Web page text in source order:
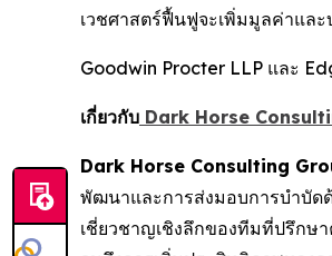
เวชศาสตร์ฟื้นฟูจะเพิ่มมูลค่าแล
Goodwin Procter LLP และ
เกี่ยวกับ Dark Horse
Dark Horse Consulting
พัฒนาและการส่งมอบการบำบัด
เชี่ยวชาญเชิงลึกของทีมที่ปรึกษ